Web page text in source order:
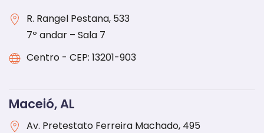
R. Rangel Pestana, 533
7º andar – Sala 7
Centro - CEP: 13201-903
Maceió, AL
Av. Pretestato Ferreira Machado, 495